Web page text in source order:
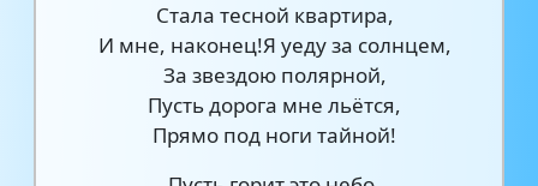
Стала тесной квартира,
И мне, наконец!Я уеду за солнцем,
За звездою полярной,
Пусть дорога мне льётся,
Прямо под ноги тайной!